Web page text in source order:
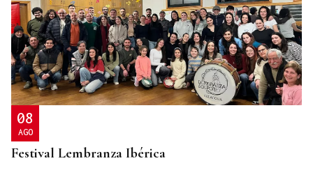
08
AGO
Festival Lembranza Ibérica